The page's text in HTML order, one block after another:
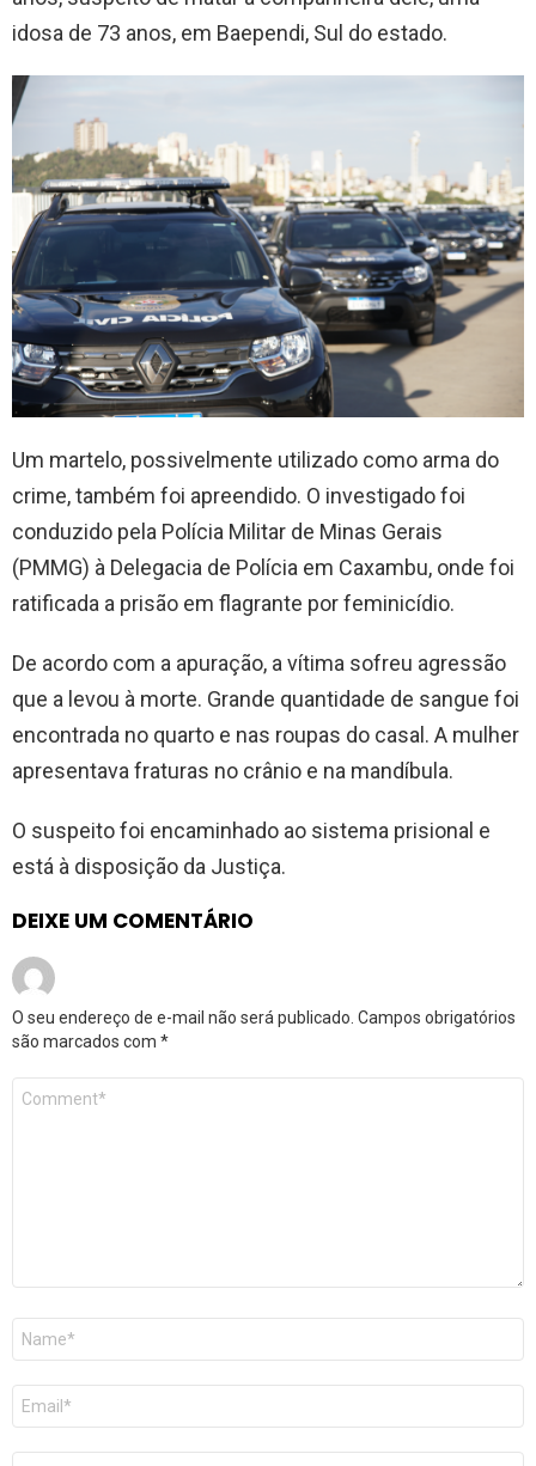
idosa de 73 anos, em Baependi, Sul do estado.
Um martelo, possivelmente utilizado como arma do
crime, também foi apreendido. O investigado foi
conduzido pela Polícia Militar de Minas Gerais
(PMMG) à Delegacia de Polícia em Caxambu, onde foi
ratificada a prisão em flagrante por feminicídio.
De acordo com a apuração, a vítima sofreu agressão
que a levou à morte. Grande quantidade de sangue foi
encontrada no quarto e nas roupas do casal. A mulher
apresentava fraturas no crânio e na mandíbula.
O suspeito foi encaminhado ao sistema prisional e
está à disposição da Justiça.
DEIXE UM COMENTÁRIO
O seu endereço de e-mail não será publicado. Campos obrigatórios
são marcados com *
Comentário
Nome
E-
mail
*
Site